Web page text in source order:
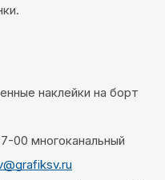
наклейки на борт
00 многоканальный